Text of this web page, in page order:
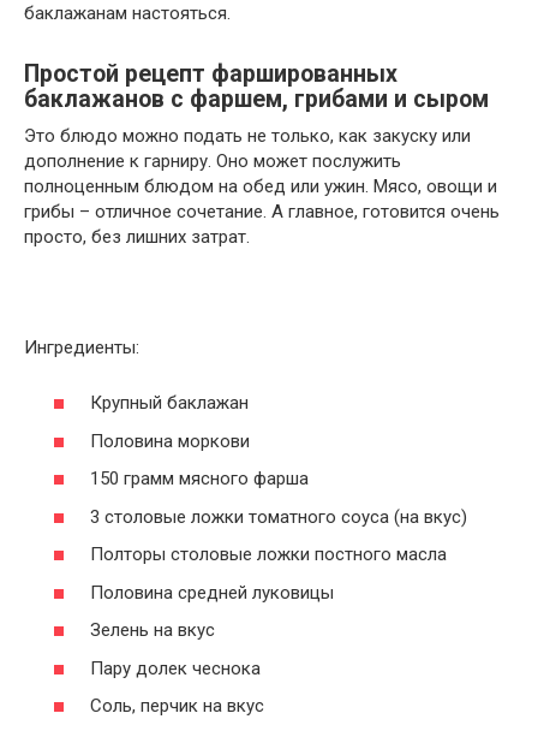
баклажанам настояться.
Простой рецепт фаршированных
баклажанов с фаршем, грибами и сыром
Это блюдо можно подать не только, как закуску или
дополнение к гарниру. Оно может послужить
полноценным блюдом на обед или ужин. Мясо, овощи и
грибы – отличное сочетание. А главное, готовится очень
просто, без лишних затрат.
Ингредиенты:
Крупный баклажан
Половина моркови
150 грамм мясного фарша
3 столовые ложки томатного соуса (на вкус)
Полторы столовые ложки постного масла
Половина средней луковицы
Зелень на вкус
Пару долек чеснока
Соль, перчик на вкус